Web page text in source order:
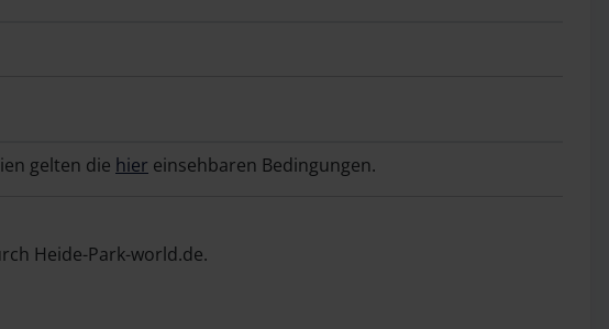
gelten die hier einsehbaren Bedingungen.
Heide-Park-world.de.